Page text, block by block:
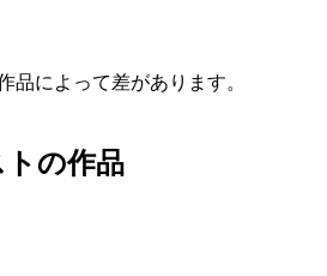
によって差があります。
トの作品